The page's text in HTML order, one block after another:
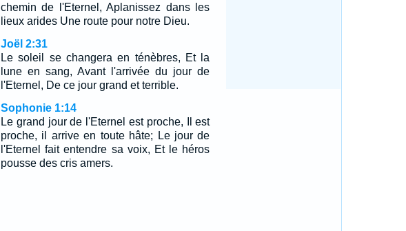
chemin de l'Eternel, Aplanissez dans les
lieux arides Une route pour notre Dieu.
Joël 2:31
Le soleil se changera en ténèbres, Et la
lune en sang, Avant l'arrivée du jour de
l'Eternel, De ce jour grand et terrible.
Sophonie 1:14
Le grand jour de l'Eternel est proche, Il est
proche, il arrive en toute hâte; Le jour de
l'Eternel fait entendre sa voix, Et le héros
pousse des cris amers.